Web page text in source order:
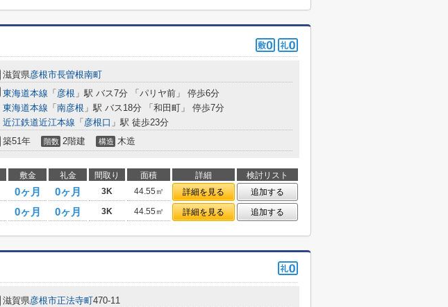
滋賀県彦根市長曽根南町
東海道本線 「 彦根 」駅 バス7分 「パリヤ前」 停歩6分
東海道本線 「 南彦根 」駅 バス18分 「和田町」 停歩7分
近江鉄道近江本線 「 彦根口 」駅 徒歩23分
築51年 階数 2階建 構造 木造
敷金 礼金 間取り 面積 詳細
検討リスト
0ヶ月 0ヶ月 3K 44.55㎡ 詳細を見る
追加する
0ヶ月 0ヶ月 3K 44.55㎡ 詳細を見る 追加する
滋賀県彦根市正法寺町470-11